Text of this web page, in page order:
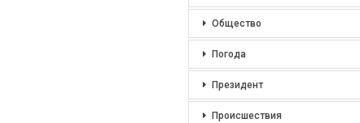
Общество
Погода
Президент
Происшествия